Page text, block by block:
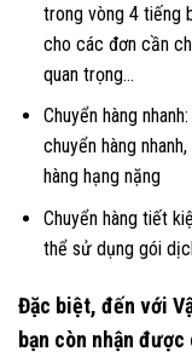
trong vòng 4 tiếng
cho các đơn cần
quan trọng…
Chuyển hàng
chuyển hàng
hàng hạng nặng
Chuyển hàng tiết
thể sử dụng gói
Đặc biệt, đến với
bạn còn nhận